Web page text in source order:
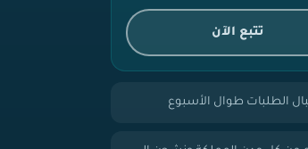
تتبع الآن
الطلبات طوال الأسبوع